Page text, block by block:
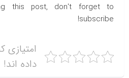
this post, don't forget to
subscribe!
امتیازی
داده اند!